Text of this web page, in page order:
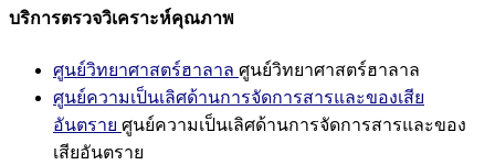
บริการตรวจวิเคราะห์คุณภาพ
ศูนย์วิทยาศาสตร์ฮาลาล ศูนย์วิทยาศาสตร์ฮาลาล
ศูนย์ความเป็นเลิศด้านการจัดการสารและของเสีย
อันตราย ศูนย์ความเป็นเลิศด้านการจัดการสารและของ
เสียอันตราย